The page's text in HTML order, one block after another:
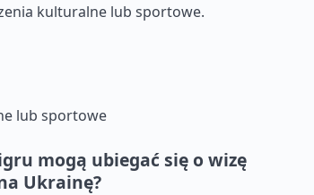
kulturalne lub sportowe.
lub sportowe
mogą ubiegać się o wizę
Ukrainę?